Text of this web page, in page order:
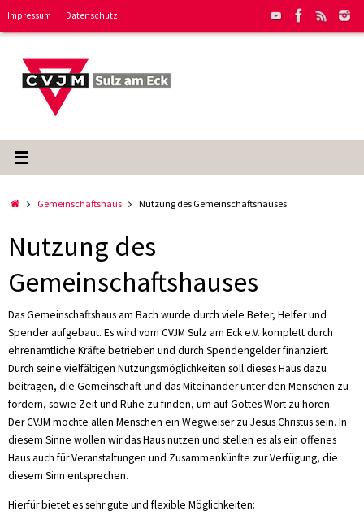
Impressum Datenschutz
StartGemeinschaftshaus Nutzung des Gemeinschaftshauses
Nutzung des
Gemeinschaftshauses
Das Gemeinschaftshaus am Bach wurde durch viele Beter, Helfer und
Spender aufgebaut. Es wird vom CVJM Sulz am Eck e.V. komplett durch
ehrenamtliche Kräfte betrieben und durch Spendengelder finanziert.
Durch seine vielfältigen Nutzungsmöglichkeiten soll dieses Haus dazu
beitragen, die Gemeinschaft und das Miteinander unter den Menschen zu
fördern, sowie Zeit und Ruhe zu finden, um auf Gottes Wort zu hören.
Der CVJM möchte allen Menschen ein Wegweiser zu Jesus Christus sein. In
diesem Sinne wollen wir das Haus nutzen und stellen es als ein offenes
Haus auch für Veranstaltungen und Zusammenkünfte zur Verfügung, die
diesem Sinn entsprechen.
Hierfür bietet es sehr gute und flexible Möglichkeiten: